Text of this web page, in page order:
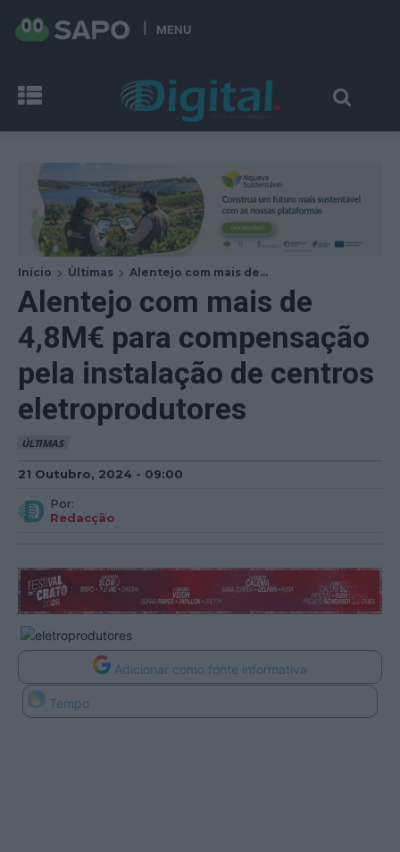
MENU
Início Últimas Alentejo com mais de...
Alentejo com mais de
4,8M€ para compensação
pela instalação de centros
eletroprodutores
ÚLTIMAS
21 Outubro, 2024 - 09:00
Por:
Redacção
Adicionar como fonte informativa
Tempo